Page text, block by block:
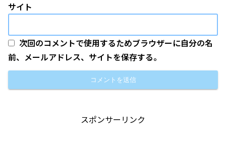
サイト
次回のコメントで使用するためブラウザーに自分の名
前、メールアドレス、サイトを保存する。
スポンサーリンク